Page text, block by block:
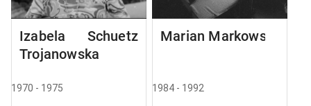
Izabela Schuetz
Trojanowska
1970 - 1975
Marian Markowski
1984 - 1992